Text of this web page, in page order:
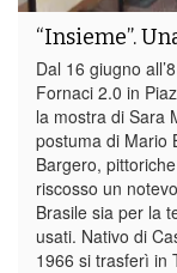
“Insieme”.
Dal 16 giugno
Fornaci 2.0 in
la mostra di Sara
postuma di Mario
Bargero,
riscosso un
Brasile sia per la
usati. Nativo di
1966 si trasferì in